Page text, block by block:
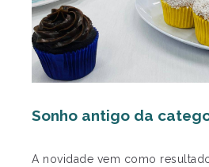
Sonho antigo da
A novidade vem como